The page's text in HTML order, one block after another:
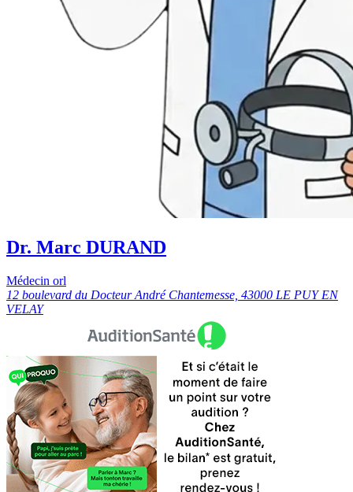
Dr. Marc DURAND
Médecin orl
12 boulevard du Docteur André Chantemesse, 43000 LE PUY EN
VELAY